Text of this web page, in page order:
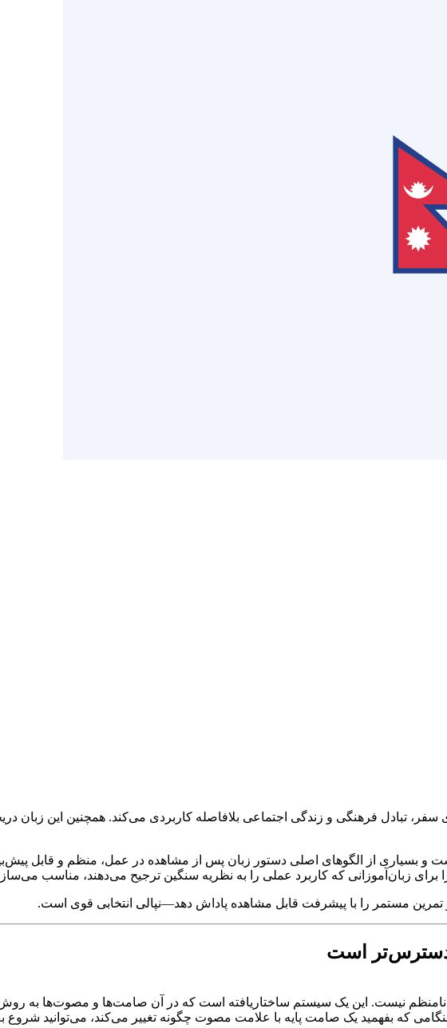
تبادل فرهنگی و زندگی اجتماعی بلافاصله کاربردی می‌کند. همچنین این زبان
و بسیاری از الگوهای اصلی دستور زبان پس از مشاهده در عمل، منظم و قابل
زبان‌آموزانی که کاربرد عملی را به نظریه سنگین ترجیح می‌دهند، مناسب
تمرین مستمر را با پیشرفت قابل مشاهده پاداش دهد—نپالی انتخابی قوی است.
دسترس‌تر است
نامنظم نیست. این یک سیستم ساختاریافته است که در آن صامت‌ها و مصوت‌ها به
که بفهمید یک صامت پایه با علامت مصوت چگونه تغییر می‌کند، می‌توانید